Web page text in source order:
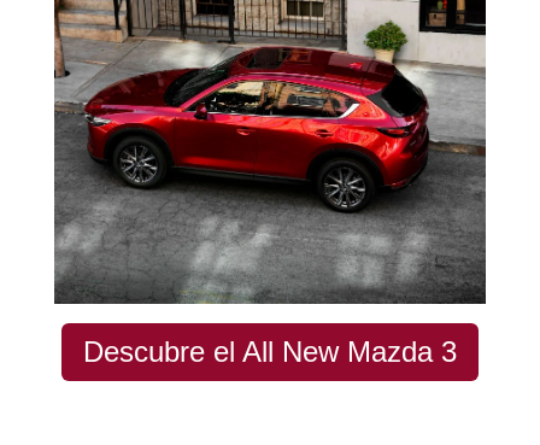
Descubre el All New Mazda 3